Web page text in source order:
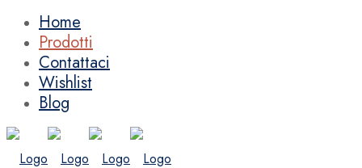
Home
Prodotti
Contattaci
Wishlist
Blog